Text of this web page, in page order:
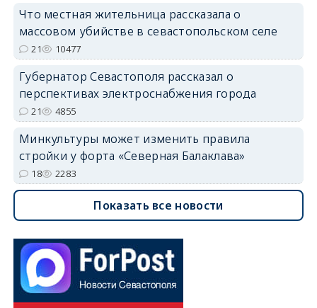
Что местная жительница рассказала о
массовом убийстве в севастопольском селе
21 10477
Губернатор Севастополя рассказал о
перспективах электроснабжения города
21 4855
Минкультуры может изменить правила
стройки у форта «Северная Балаклава»
18 2283
Показать все новости